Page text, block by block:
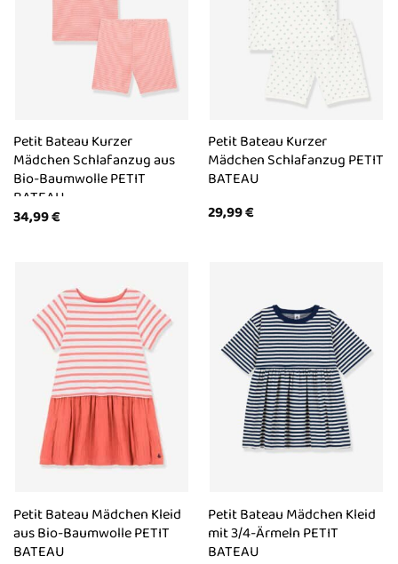
Petit Bateau Kurzer
Mädchen Schlafanzug aus
Bio-Baumwolle PETIT
BATEAU
34,99€
Petit Bateau Kurzer
Mädchen Schlafanzug PETIT
BATEAU
29,99€
Petit Bateau Mädchen Kleid
aus Bio-Baumwolle PETIT
BATEAU
Petit Bateau Mädchen Kleid
mit 3/4-Ärmeln PETIT
BATEAU